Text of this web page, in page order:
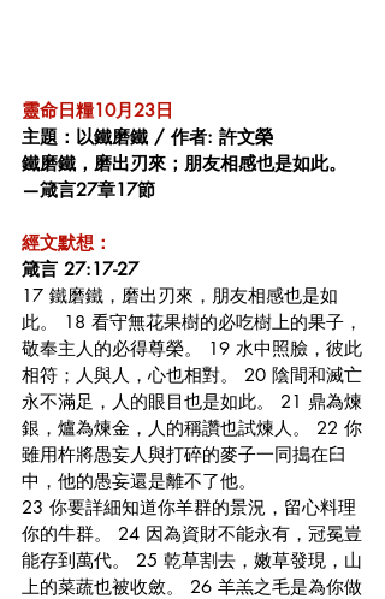
靈命日糧10月23日
主題：以鐵磨鐵 / 作者: 許文榮
鐵磨鐵，磨出刃來；朋友相感也是如此。
—箴言27章17節
經文默想：
箴言 27:17-27
17 鐵磨鐵，磨出刃來，朋友相感也是如
此。 18 看守無花果樹的必吃樹上的果子，
敬奉主人的必得尊榮。 19 水中照臉，彼此
相符；人與人，心也相對。 20 陰間和滅亡
永不滿足，人的眼目也是如此。 21 鼎為煉
銀，爐為煉金，人的稱讚也試煉人。 22 你
雖用杵將愚妄人與打碎的麥子一同搗在臼
中，他的愚妄還是離不了他。
23 你要詳細知道你羊群的景況，留心料理
你的牛群。 24 因為資財不能永有，冠冕豈
能存到萬代。 25 乾草割去，嫩草發現，山
上的菜蔬也被收斂。 26 羊羔之毛是為你做